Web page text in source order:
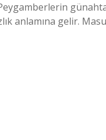
anlamına gelir.